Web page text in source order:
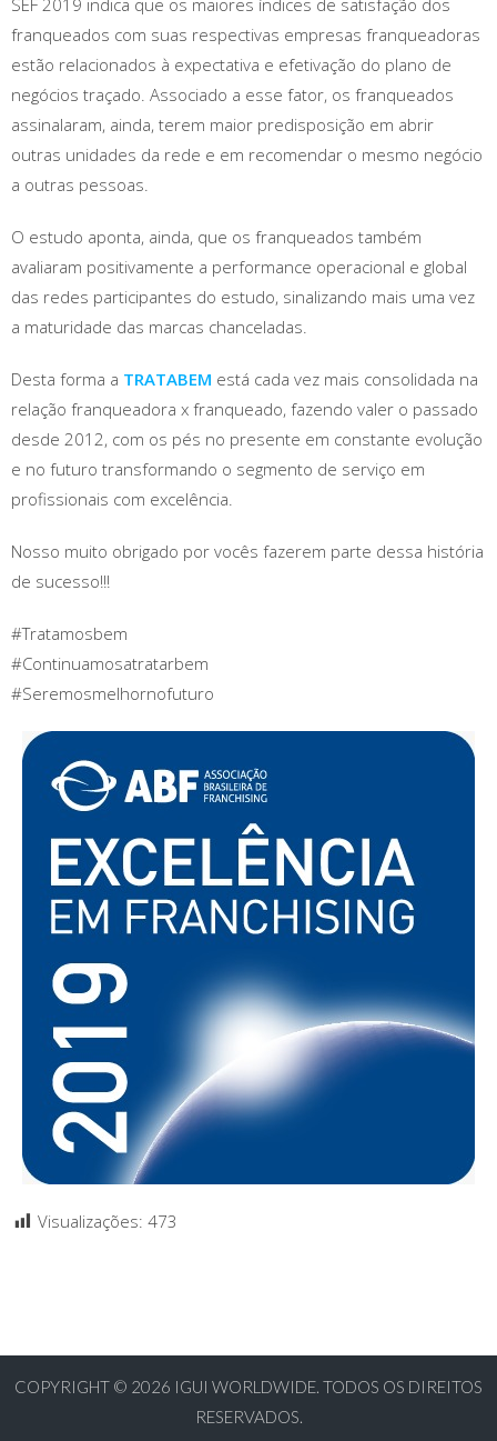
SEF 2019 indica que os maiores índices de satisfação dos
franqueados com suas respectivas empresas franqueadoras
estão relacionados à expectativa e efetivação do plano de
negócios traçado. Associado a esse fator, os franqueados
assinalaram, ainda, terem maior predisposição em abrir
outras unidades da rede e em recomendar o mesmo negócio
a outras pessoas.
O estudo aponta, ainda, que os franqueados também
avaliaram positivamente a performance operacional e global
das redes participantes do estudo, sinalizando mais uma vez
a maturidade das marcas chanceladas.
Desta forma a TRATABEM está cada vez mais consolidada na
relação franqueadora x franqueado, fazendo valer o passado
desde 2012, com os pés no presente em constante evolução
e no futuro transformando o segmento de serviço em
profissionais com excelência.
Nosso muito obrigado por vocês fazerem parte dessa história
de sucesso!!!
#Tratamosbem
#Continuamosatratarbem
#Seremosmelhornofuturo
Visualizações: 473
COPYRIGHT © 2026 IGUI WORLDWIDE. TODOS OS DIREITOS
RESERVADOS.